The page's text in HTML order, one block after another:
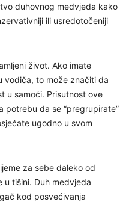
duhovnog medvjeda kako
ili usredotočeniji
život. Ako imate
vodiča, to može značiti da
u samoći. Prisutnost ove
potrebu da se “pregrupirate”
ugodno u svom
za sebe daleko od
u tišini. Duh medvjeda
kod posvećivanja